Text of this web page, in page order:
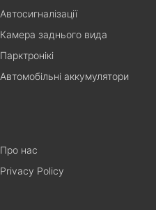
Автосигналізації
Камера заднього вида
Парктронікі
Автомобільні аккумулятори
Про нас
Privacy Policy